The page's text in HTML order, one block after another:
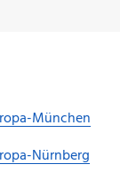
München
Nürnberg